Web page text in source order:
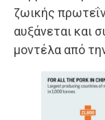
ζωικής
αυξάνεται και
μοντέλα από